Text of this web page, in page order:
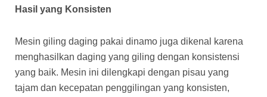
Hasil yang Konsisten
Mesin giling daging pakai dinamo juga dikenal karena
menghasilkan daging yang giling dengan konsistensi
yang baik. Mesin ini dilengkapi dengan pisau yang
tajam dan kecepatan penggilingan yang konsisten,